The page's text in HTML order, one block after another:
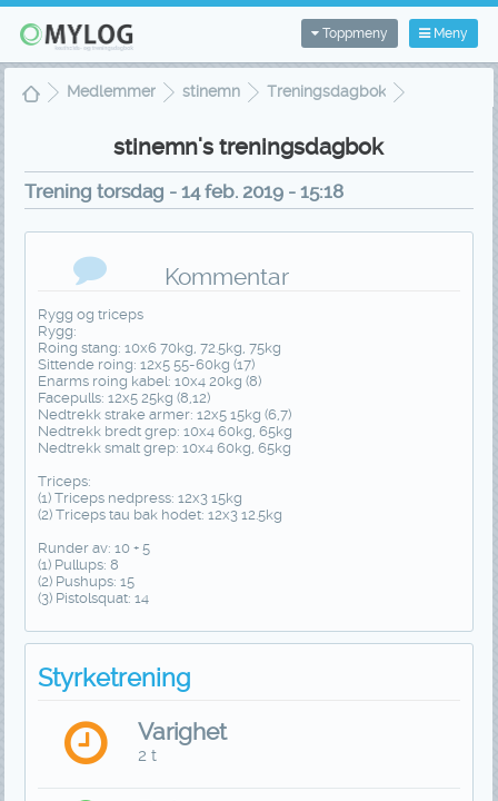
Meny
Toppmeny
Medlemmer stinemn
Treningsdagbok
stinemn's treningsdagbok
Trening torsdag - 14 feb. 2019 - 15:18
Kommentar
Rygg og triceps
Rygg:
Roing stang: 10x6 70kg, 72.5kg, 75kg
Sittende roing: 12x5 55-60kg (17)
Enarms roing kabel: 10x4 20kg (8)
Facepulls: 12x5 25kg (8,12)
Nedtrekk strake armer: 12x5 15kg (6,7)
Nedtrekk bredt grep: 10x4 60kg, 65kg
Nedtrekk smalt grep: 10x4 60kg, 65kg
Triceps:
(1) Triceps nedpress: 12x3 15kg
(2) Triceps tau bak hodet: 12x3 12.5kg
Runder av: 10 + 5
(1) Pullups: 8
(2) Pushups: 15
(3) Pistolsquat: 14
Styrketrening
Varighet
2 t